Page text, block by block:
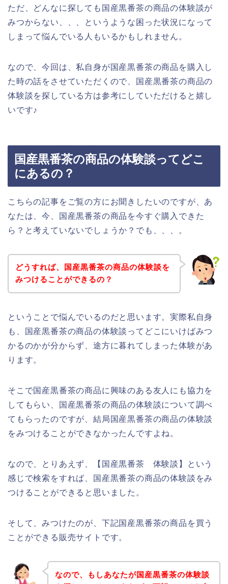
ただ、どんなに探しても国産黒番茶の商品の体験談が
みつからない、、、というような困った状況になって
しまって悩んでいる人もいるかもしれません。
なので、今回は、私自身が国産黒番茶の商品を購入し
た時の話をさせていただくので、国産黒番茶の商品の
体験談を探している方は参考にしていただけると嬉し
いです♪
国産黒番茶の商品の体験談ってどこ
にあるの？
こちらの記事をご覧の方にお聞きしたいのですが、あ
なたは、今、国産黒番茶の商品を今すぐ購入できた
ら？と考えていないでしょうか？でも、、、。
どうすれば、国産黒番茶の商品の体験談を
みつけることができるの？
ということで悩んでいるのだと思います。実際私自身
も、国産黒番茶の商品の体験談ってどこにいけばみつ
かるのかが分からず、途方に暮れてしまった体験があ
ります。
そこで国産黒番茶の商品に興味のある友人にも協力を
してもらい、国産黒番茶の商品の体験談について調べ
てもらったのですが、結局国産黒番茶の商品の体験談
をみつけることができなかったんですよね。
なので、とりあえず、【国産黒番茶 体験談】という
感じで検索をすれば、国産黒番茶の商品の体験談をみ
つけることができると思いました。
そして、みつけたのが、下記国産黒番茶の商品を買う
ことができる販売サイトです。
なので、もしあなたが国産黒番茶の体験談